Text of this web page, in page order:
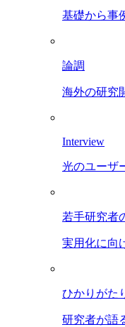
基礎から事
論調
海外の研究
Interview
光のユーザ
若手研究者
実用化に向
ひかりがた
研究者が語